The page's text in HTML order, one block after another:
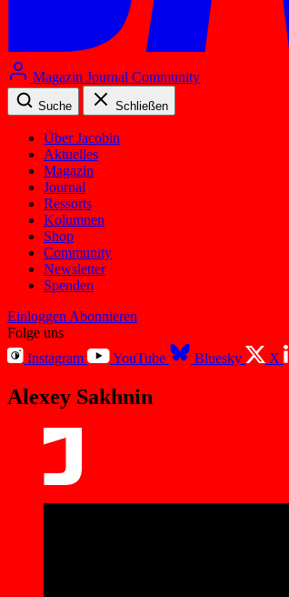
Magazin Journal Community
Suche Schließen
Über Jacobin
Aktuelles
Magazin
Journal
Ressorts
Kolumnen
Shop
Community
Newsletter
Spenden
Einloggen Abonnieren
Folge uns
Instagram
YouTube Bluesky X
Alexey Sakhnin